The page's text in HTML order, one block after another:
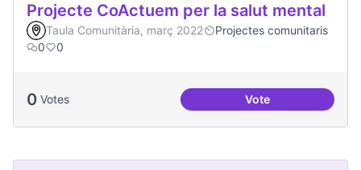
Projecte CoActuem per la salut mental
Taula Comunitària, març 2022
Projectes comunitaris
0
0
0 Votes VoteProjecte